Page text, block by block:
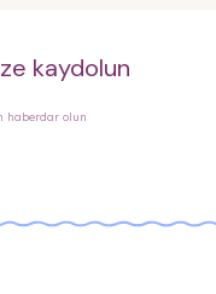
kaydolun
haberdar olun